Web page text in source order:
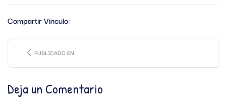
Compartir Vínculo:
PUBLICADO EN
Deja un Comentario